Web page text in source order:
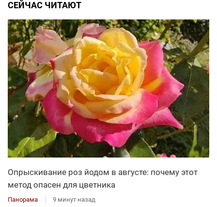
СЕЙЧАС ЧИТАЮТ
Опрыскивание роз йодом в августе: почему этот
метод опасен для цветника
Панорама 9 минут назад